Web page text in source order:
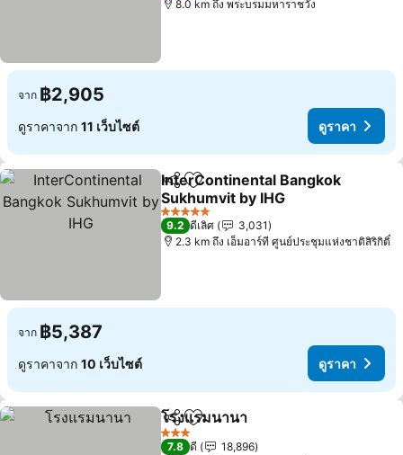
8.0 km ถึง พระบรมมหาราชวัง
จาก ฿2,905
ดูราคาจาก 11 เว็บไซต์ ดูราคา
แชร์ เพิ่มในรายการโปรด
InterContinental Bangkok
Sukhumvit by IHG
ดูราคา
5 ดาว
9.2 ดีเลิศ
3,031
2.3 km ถึง เอ็มอาร์ที ศูนย์ประชุมแห่งชาติสิริกิติ์
จาก ฿5,387
ดูราคาจาก 10 เว็บไซต์ ดูราคา
แชร์ เพิ่มในรายการโปรด
โรงแรมนานา
3 ดาว
7.8 ดี
18,896